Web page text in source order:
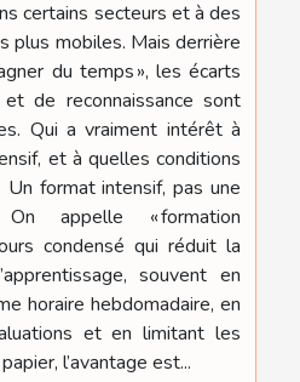
certains secteurs et à des
plus mobiles. Mais derrière
du temps », les écarts
de reconnaissance sont
Qui a vraiment intérêt à
et à quelles conditions
format intensif, pas une
appelle « formation
condensé qui réduit la
souvent en
horaire hebdomadaire, en
et en limitant les
l’avantage est...